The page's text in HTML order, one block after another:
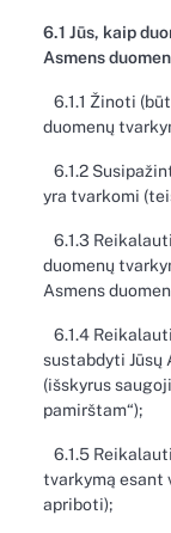
6.1 Jūs, kaip
Asmens
6.1.1 Žinoti
duomenų
6.1.2
yra tvarkomi
6.1.3
duomenų
Asmens
6.1.4
sustabdyti Jūsų
(išskyrus
pamirštam“);
6.1.5
tvarkymą esant
apriboti);